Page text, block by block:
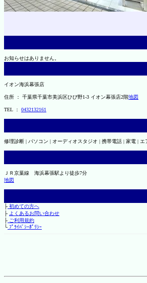
お知らせはありません。
イオン海浜幕張店
住所 ： 千葉県千葉市美浜区ひび野1-3 イオン幕張店2階地図
TEL ： 0432132161
修理診断 | パソコン | オーディオスタジオ | 携帯電話 | 家電 | エ
ＪＲ京葉線 海浜幕張駅より徒歩7分
地図
├初めての方へ
├ よくあるお問い合わせ
├ご利用規約
└ﾌﾟﾗｲﾊﾞｼｰﾎﾟﾘｼｰ